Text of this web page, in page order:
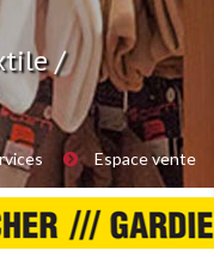
/
Espace vente